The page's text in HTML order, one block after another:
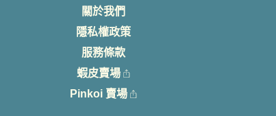
關於我們
隱私權政策
服務條款
蝦皮賣場
Pinkoi 賣場